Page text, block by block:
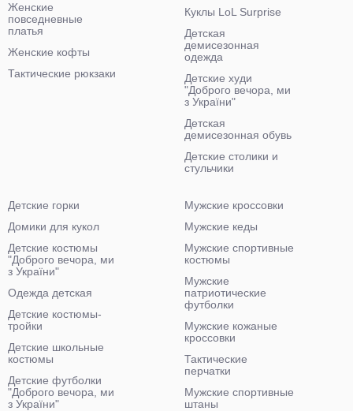
Женские
повседневные
платья
Женские кофты
Тактические рюкзаки
Куклы LoL Surprise
Детская
демисезонная
одежда
Детские худи
"Доброго вечора, ми
з України"
Детская
демисезонная обувь
Детские столики и
стульчики
Детские горки
Домики для кукол
Детские костюмы
"Доброго вечора, ми
з України"
Одежда детская
Детские костюмы-
тройки
Детские школьные
костюмы
Детские футболки
"Доброго вечора, ми
з України"
Мужские кроссовки
Мужские кеды
Мужские спортивные
костюмы
Мужские
патриотические
футболки
Мужские кожаные
кроссовки
Тактические
перчатки
Мужские спортивные
штаны